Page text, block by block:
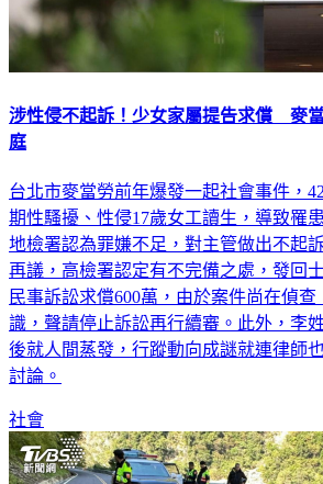
涉性侵不起訴！少女家屬提告求償 麥
庭
台北市麥當勞前年爆發一起社會事件，
期性騷擾、性侵17歲女工讀生，導致罹
地檢署認為罪嫌不足，對主管做出不起
再議，高檢署認定有不完備之處，發回
民事訴訟求償600萬，由於案件尚在偵
識，聲請停止訴訟再行續審。此外，李
後就人間蒸發，行蹤動向成謎就連律師
討論。
社會